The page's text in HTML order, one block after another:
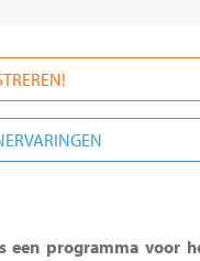
is een programma voor